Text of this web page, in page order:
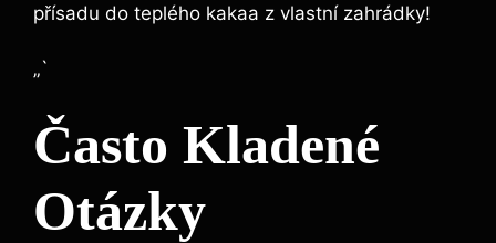
přísadu do teplého kakaa z vlastní zahrádky!
„`
Často Kladené
Otázky